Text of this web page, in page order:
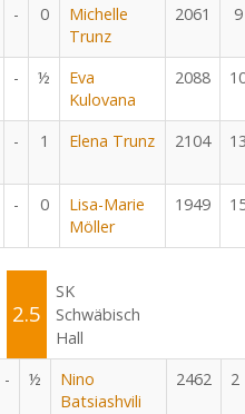
- 0
Michelle
Trunz
2061 9
- ½
Eva
Kulovana
2088
- 1 Elena Trunz 2104
- 0
Lisa-Marie
Möller
1949
2.5
SK
Schwäbisch
Hall
- ½
Nino
Batsiashvili
2462 2